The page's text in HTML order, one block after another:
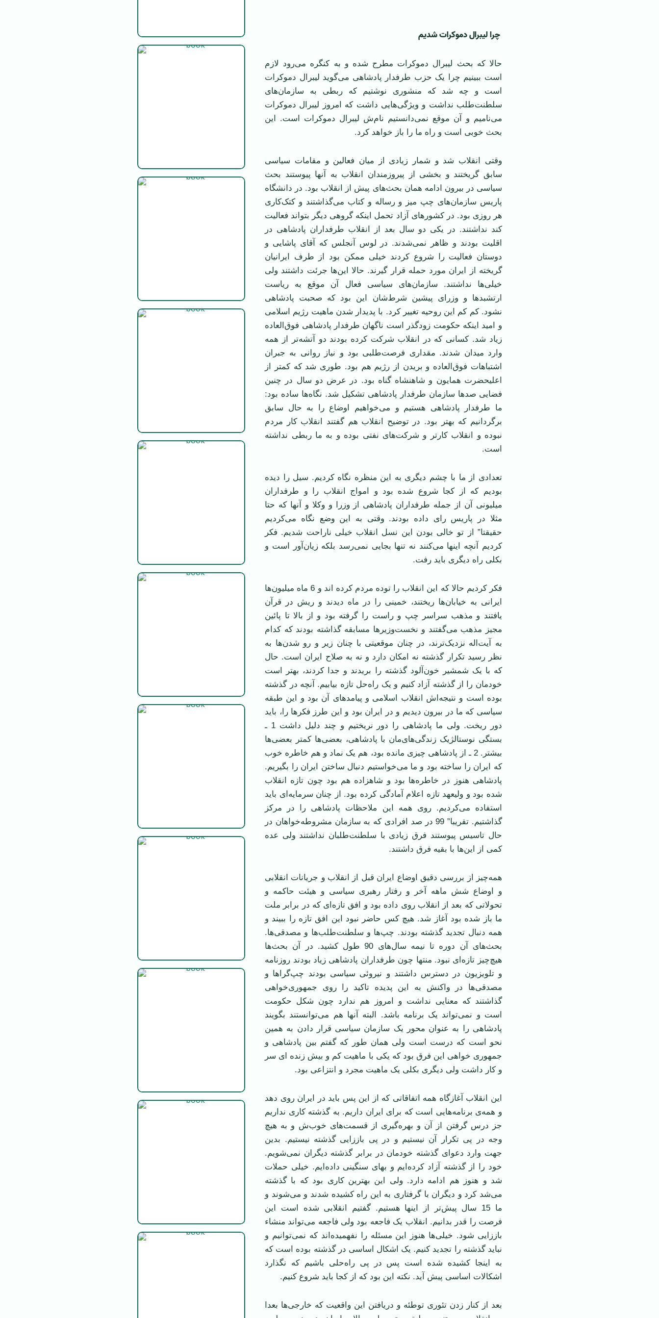
چرا لیبرال دموکرات شدیم
حالا که بحث لیبرال دموکرات مطرح شده و به کنگره می‌رود لازم
است ببینیم چرا یک حزب طرفدار پادشاهی می‌گوید لیبرال دموکرات
است و چه شد که منشوری نوشتیم که ربطی به سازمان‌های
سلطنت‌طلب نداشت و ویژگی‌هایی داشت که امروز لیبرال دموکرات
می‌نامیم و آن موقع نمی‌دانستیم نام‌ش لیبرال دموکرات است. این
بحث خوبی است و راه ما را باز خواهد کرد.
وقتی انقلاب شد و شمار زیادی از میان فعالین و مقامات سیاسی
سابق گریختند و بخشی از پیروزمندان انقلاب به آنها پیوستند بحث
سیاسی در بیرون ادامه همان بحث‌های پیش از انقلاب بود. در دانشگاه
پاریس سازمان‌های چپ میز و رساله و کتاب می‌گذاشتند و کتک‌کاری
هر روزی بود. در کشورهای آزاد تحمل اینکه گروهی دیگر بتواند فعالیت
کند نداشتند. در یکی دو سال بعد از انقلاب طرفداران پادشاهی در
اقلیت بودند و ظاهر نمی‌شدند. در لوس آنجلس که آقای پاشایی و
دوستان فعالیت را شروع کردند خیلی ممکن بود از طرف ایرانیان
گریخته از ایران مورد حمله قرار گیرند. حالا این‌ها جرئت داشتند ولی
خیلی‌ها نداشتند. سازمان‌های سیاسی فعال آن موقع به ریاست
ارتشبد‌ها و وزرای پیشین شرط‌شان این بود که صحبت پادشاهی
نشود. کم کم این روحیه تغییر کرد. با پدیدار شدن ماهیت رژیم اسلامی‌
و امید اینکه حکومت زودگذر است ناگهان طرفدار پادشاهی فوق‌العاده
زیاد شد. کسانی که در انقلاب شرکت کرده بودند دو آتشه‌تر از همه
وارد میدان شدند. مقداری فرصت‌طلبی بود و نیاز روانی به جبران
اشتباهات فوق‌العاده و بریدن از رژیم هم بود. طوری شد که کمتر از
اعلیحضرت همایون و شاهنشاه گناه بود. در عرض دو سال در چنین
فضایی صد‌ها سازمان طرفدار پادشاهی تشکیل شد. نگاه‌ها ساده بود:
ما طرفدار پادشاهی هستیم و می‌خواهیم اوضاع را به حال سابق
برگردانیم که بهتر بود. در توضیح انقلاب هم گفتند انقلاب کار مردم
نبوده و انقلاب کارتر و شرکت‌های نفتی بوده و به ما ربطی نداشته
است.
تعدادی از ما با چشم دیگری به این منظره نگاه کردیم. سیل را دیده
بودیم که از کجا شروع شده بود و امواج انقلاب را و طرفداران
میلیونی آن از جمله طرفداران پادشاهی از وزرا و وکلا و آنها که حتا
مثلا در پاریس رای داده بودند. وقتی به این وضع نگاه می‌کردیم
حقیقتا” از تو خالی بودن این نسل انقلاب خیلی ناراحت شدیم. فکر
کردیم آنچه اینها می‌کنند نه تنها بجایی نمی‌رسد بلکه زیان‌آور است و
بکلی راه دیگری باید رفت.
فکر کردیم حالا که این انقلاب را توده مردم کرده اند و 6 ماه میلیون‌ها
ایرانی به خیابان‌ها ریختند، خمینی را در ماه دیدند و ریش در قرآن
یافتند و مذهب سراسر چپ و راست را گرفته بود و از بالا تا پائین
مجیز مذهب می‌گفتند و نخست‌وزیر‌ها مسابقه گذاشته بودند که کدام
به آیت‌اله نزدیک‌ترند، در چنان موقعیتی با چنان زیر و رو شدن‌ها به
نظر رسید تکرار گذشته نه امکان دارد و نه به صلاح ایران است. حال
که با یک شمشیر خون‌آلود گذشته را بریدند و جدا کردند، بهتر است
خودمان را از گذشته آزاد کنیم و یک راه‌حل تازه بیابیم. آنچه در گذشته
بوده است و نتیجه‌اش انقلاب اسلامی ‌و پیامدهای آن بود و این طبقه
سیاسی که ما در بیرون دیدیم و در ایران بود و این طرز فکر‌ها را، باید
دور ریخت. ولی ما پادشاهی را دور نریختیم و چند دلیل داشت 1 ـ
بستگی نوستالژیک زندگی‌های‌مان با پادشاهی، بعضی‌ها کمتر بعضی‌ها
بیشتر. 2 ـ از پادشاهی چیزی مانده بود، هم یک نماد و هم خاطره خوب
که ایران را ساخته بود و ما می‌خواستیم دنبال ساختن ایران را بگیریم.
پادشاهی هنوز در خاطره‌ها بود و شاهزاده هم بود چون تازه انقلاب
شده بود و ولیعهد تازه اعلام آمادگی کرده بود. از چنان سرمایه‌ای باید
استفاده می‌کردیم. روی همه این ملاحظات پادشاهی را در مرکز
گذاشتیم. تقریبا” 99 در صد افرادی که به سازمان مشروطه‌خواهان در
حال تاسیس پیوستند فرق زیادی با سلطنت‌طلبان نداشتند ولی عده
کمی ‌از این‌ها با بقیه فرق داشتند.
همه‌چیز از بررسی دقیق اوضاع ایران قبل از انقلاب و جریانات انقلابی
و اوضاع شش ماهه آخر و رفتار رهبری سیاسی و هیئت حاکمه و
تحولاتی که بعد از انقلاب روی داده بود و افق تازه‌ای که در برابر ملت
ما باز شده بود آغاز شد. هیچ کس حاضر نبود این افق تازه را ببیند و
همه دنبال تجدید گذشته بودند. چپ‌ها و سلطنت‌طلب‌ها و مصدقی‌ها.
بحث‌های آن دوره تا نیمه سال‌های 90 طول کشید. در آن بحث‌ها
هیچ‌چیز تازه‌ای نبود. منتها چون طرفداران پادشاهی زیاد بودند روزنامه
و تلویزیون در دسترس داشتند و نیروئی سیاسی بودند چپ‌گراها و
مصدقی‌ها در واکنش به این پدیده تاکید را روی جمهوری‌خواهی
گذاشتند که معنایی نداشت و امروز هم ندارد چون شکل حکومت
است و نمی‌تواند یک برنامه باشد. البته آنها هم می‌توانستند بگویند
پادشاهی را به عنوان محور یک سازمان سیاسی قرار دادن به همین
نحو است که درست است ولی همان طور که گفتم بین پادشاهی و
جمهوری خواهی این فرق بود که یکی با ماهیت کم و بیش زنده ای سر
و کار داشت ولی دیگری بکلی یک ماهیت مجرد و انتزاعی بود.
این انقلاب آغازگاه همه اتفاقاتی که از این پس باید در ایران روی دهد
و همه‌ی برنامه‌هایی است که برای ایران داریم. به گذشته کاری نداریم
جز درس گرفتن از آن و بهره‌گیری از قسمت‌های خوب‌ش و به هیچ
وجه در پی تکرار آن نیستیم و در پی باززایی گذشته نیستیم. بدین
جهت وارد دعوای گذشته خودمان در برابر گذشته دیگران نمی‌شویم.
خود را از گذشته آزاد کرده‌ایم و بهای سنگینی داده‌ایم. خیلی حملات
شد و هنوز هم ادامه دارد. ولی این بهترین کاری بود که با گذشته
می‌شد کرد و دیگران با گرفتاری به این راه کشیده شدند و می‌شوند و
ما 15 سال پیش‌تر از اینها هستیم. گفتیم انقلابی شده است این
فرصت را قدر بدانیم. انقلاب یک فاجعه بود ولی فاجعه می‌تواند منشاء
باززایی شود. خیلی‌ها هنوز این مسئله را نفهمیده‌اند که نمی‌توانیم و
نباید گذشته را تجدید کنیم. یک اشکال اساسی در گذشته بوده است که
به اینجا کشیده شده است پس در پی راه‌حلی باشیم که نگذارد
اشکالات اساسی پیش آید. نکته این بود که از کجا باید شروع کنیم.
بعد از کنار زدن تئوری توطئه و دریافتن این واقعیت که خارجی‌ها بعدا